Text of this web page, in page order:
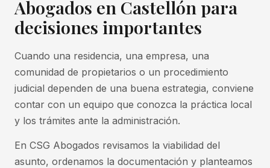
Abogados en Castellón para
decisiones importantes
Cuando una residencia, una empresa, una
comunidad de propietarios o un procedimiento
judicial dependen de una buena estrategia, conviene
contar con un equipo que conozca la práctica local
y los trámites ante la administración.
En CSG Abogados revisamos la viabilidad del
asunto, ordenamos la documentación y planteamos